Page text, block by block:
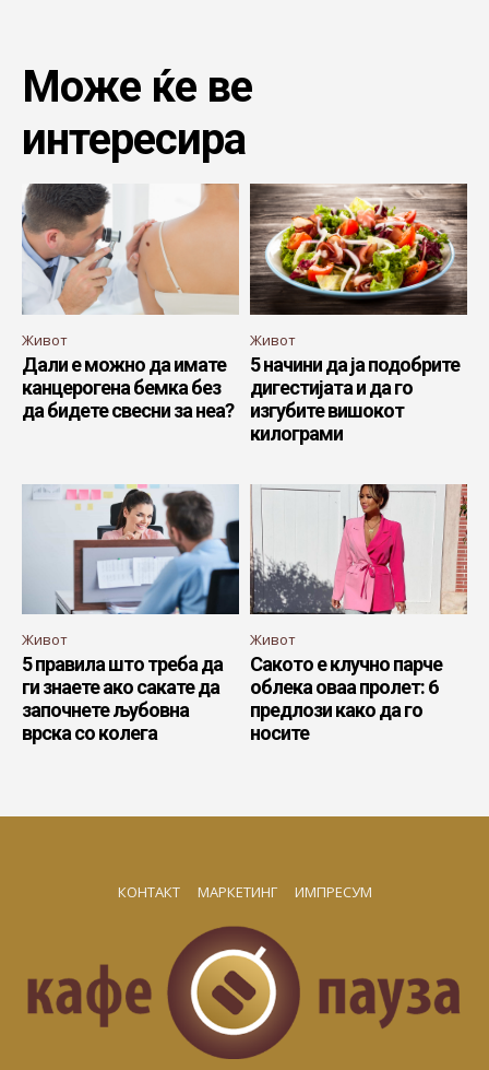
Може ќе ве
интересира
Живот
Дали е можно да имате
канцерогена бемка без
да бидете свесни за неа?
Живот
5 начини да ја подобрите
дигестијата и да го
изгубите вишокот
килограми
Живот
5 правила што треба да
ги знаете ако сакате да
започнете љубовна
врска со колега
Живот
Сакото е клучно парче
облека оваа пролет: 6
предлози како да го
носите
КОНТАКТ МАРКЕТИНГ ИМПРЕСУМ